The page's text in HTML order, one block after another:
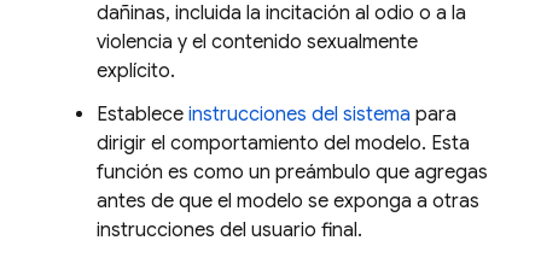
dañinas, incluida la incitación al odio o a la
violencia y el contenido sexualmente
explícito.
Establece instrucciones del sistema para
dirigir el comportamiento del modelo. Esta
función es como un preámbulo que agregas
antes de que el modelo se exponga a otras
instrucciones del usuario final.